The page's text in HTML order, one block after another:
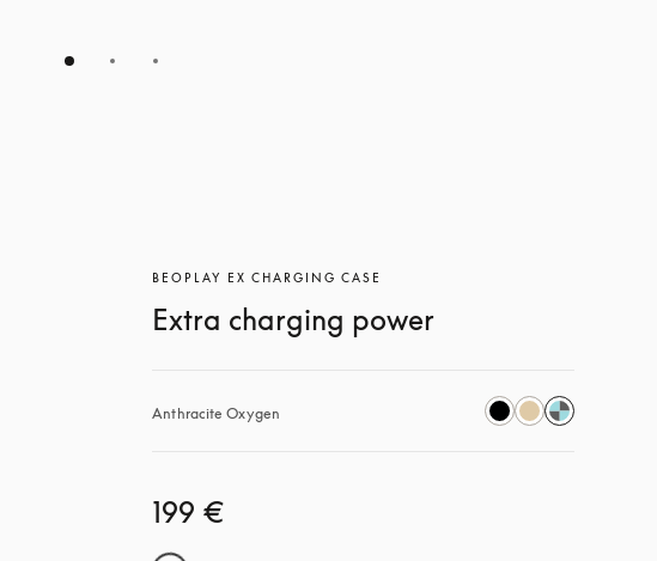
BEOPLAY EX CHARGING CASE
Extra charging power
Anthracite Oxygen
199 €